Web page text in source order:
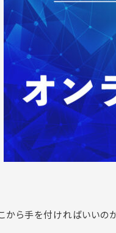
から手を付ければいいの